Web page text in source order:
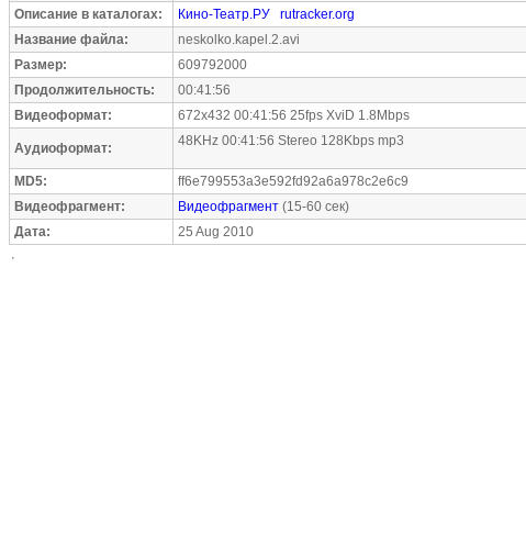
Описание в каталогах:
Кино-Театр.РУ
rutracker.org
Название файла:
neskolko.kapel.2.avi
Размер:
609792000
Продолжительность:
00:41:56
Видеоформат:
672x432 00:41:56 25fps XviD 1.8Mbps
Аудиоформат: 48KHz 00:41:56 Stereo 128Kbps mp3
MD5:
ff6e799553a3e592fd92a6a978c2e6c9
Видеофрагмент:
Видеофрагмент (15-60 сек)
Дата:
25 Aug 2010